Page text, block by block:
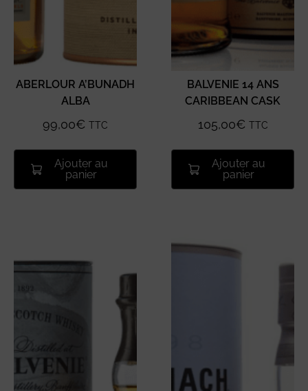
ABERLOUR A’BUNADH
ALBA
99,00€ TTC
Ajouter au
panier
BALVENIE 14 ANS
CARIBBEAN CASK
105,00€ TTC
Ajouter au
panier